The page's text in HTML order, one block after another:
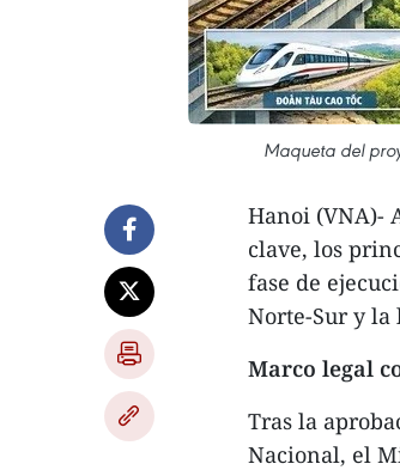
Maqueta del
Hanoi (VNA)-
clave, los
fase de
Norte-Sur y la
Marco legal
Tras la
Nacional, el